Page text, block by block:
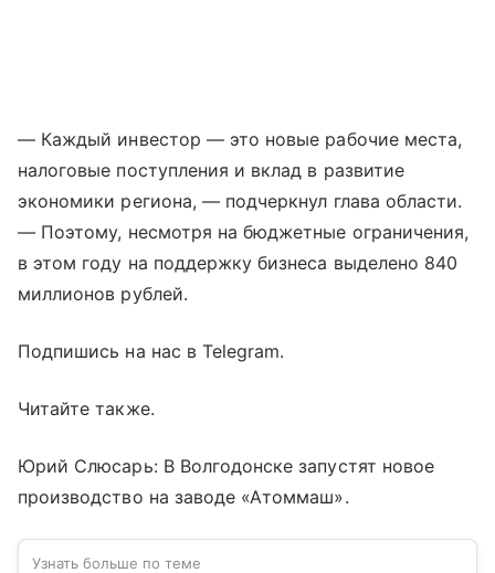
— Каждый инвестор — это новые рабочие места,
налоговые поступления и вклад в развитие
экономики региона, — подчеркнул глава области.
— Поэтому, несмотря на бюджетные ограничения,
в этом году на поддержку бизнеса выделено 840
миллионов рублей.
Подпишись на нас в Telegram.
Читайте также.
Юрий Слюсарь: В Волгодонске запустят новое
производство на заводе «Атоммаш».
Узнать больше по теме